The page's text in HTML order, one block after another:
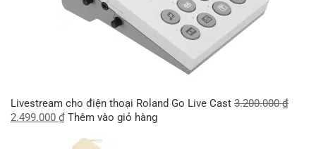
Livestream cho điện thoại Roland Go Live Cast 3.200.000₫
2.499.000 ₫ Thêm vào giỏ hàng